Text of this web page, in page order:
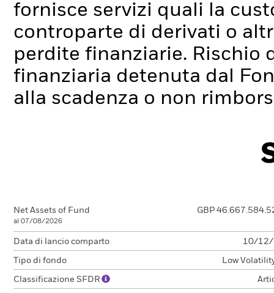
fornisce servizi quali la
controparte di derivati o
perdite finanziarie. Rischio
finanziaria detenuta dal
alla scadenza o non
Net Assets of Fund
al 07/08/2026
GBP
Data di lancio comparto 10/12/
Tipo di fondo Low
Classificazione SFDR